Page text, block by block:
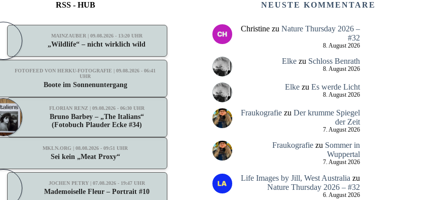
RSS - HUB
MAINZAUBER | 09.08.2026 - 13:20 UHR
„Wildlife“ – nicht wirklich wild
FOTOFEED VON HERKU-FOTOGRAFIE | 09.08.2026 - 06:41
UHR
Boote im Sonnenuntergang
FLORIAN RENZ | 09.08.2026 - 06:30 UHR
Bruno Barbey – „The Italians“
(Fotobuch Plauder Ecke #34)
MKLN.ORG | 08.08.2026 - 09:51 UHR
Sei kein „Meat Proxy“
JOCHEN PETRY | 07.08.2026 - 19:47 UHR
Mademoiselle Fleur – Portrait #10
NEUSTE KOMMENTARE
Christinezu Nature Thursday 2026 –
#32
8. August 2026
Elkezu Schloss Benrath
8. August 2026
Elkezu Es werde Licht
8. August 2026
Fraukografiezu Der krumme Spiegel
der Zeit
7. August 2026
Fraukografiezu Sommer in
Wuppertal
7. August 2026
Life Images by Jill, West Australia zu
Nature Thursday 2026 – #32
6. August 2026